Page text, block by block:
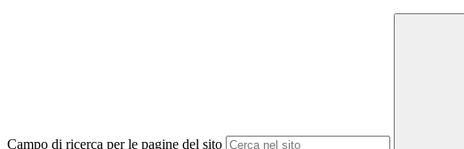
Campo di ricerca per le pagine del sito